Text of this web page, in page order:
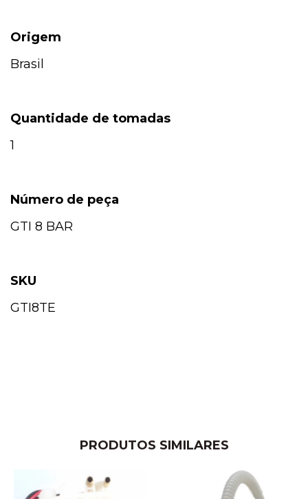
Origem
Brasil
Quantidade de tomadas
1
Número de peça
GTI 8 BAR
SKU
GTI8TE
PRODUTOS SIMILARES